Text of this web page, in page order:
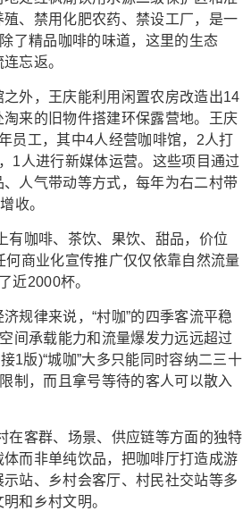
、禁用化肥农药、禁设工厂，是一
了精品咖啡的味道，这里的生态
忘返。
外，王庆能利用闲置农房改造出14
来的旧物件搭建环保露营地。王庆
员工，其中4人经营咖啡馆，2人打
1人进行新媒体运营。这些项目通过
人气带动等方式，每年为右二村带
收。
咖啡、茶饮、果饮、甜品，价位
何商业化宣传推广仅仅依靠自然流量
近2000杯。
律来说，“村咖”的四季客流平稳
间承载能力和流量爆发力远远超过
1版)“城咖”大多只能同时容纳二三十
制，而且拿号等待的客人可以散入
客群、场景、供应链等方面的独特
而非单纯饮品，把咖啡厅打造成游
站、乡村会客厅、村民社交站等多
和乡村文明。